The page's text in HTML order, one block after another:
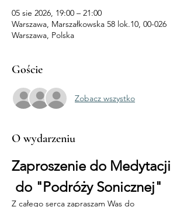
05 sie 2026, 19:00 – 21:00
Warszawa, Marszałkowska 58 lok.10, 00-026
Warszawa, Polska
Goście
Zobacz wszystko
O wydarzeniu
Zaproszenie do Medytacji
do "Podróży Sonicznej"
Z całego serca zapraszam Was do